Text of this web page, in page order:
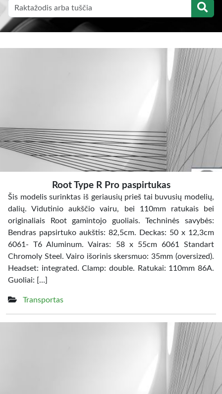
Root Type R Pro paspirtukas
Šis modelis surinktas iš geriausių prieš tai buvusių modelių,
dalių. Vidutinio aukščio vairu, bei 110mm ratukais bei
originaliais Root gamintojo guoliais. Techninės savybės:
Bendras papsirtuko aukštis: 82,5cm. Deckas: 50 x 12,3cm
6061- T6 Aluminum. Vairas: 58 x 55cm 6061 Standart
Chromoly Steel. Vairo išorinis skersmuo: 35mm (oversized).
Headset: integrated. Clamp: double. Ratukai: 110mm 86A.
Guoliai: […]
Transportas